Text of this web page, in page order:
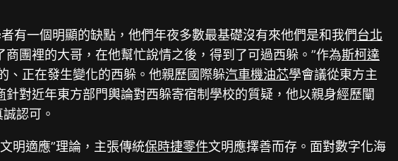
有一個明顯的缺點，他們年夜多數最基礎沒有來他們是和我們台北
商團裡的大哥，在他幫忙說情之後，得到了可過西躲。”作為斯柯達
、正在發生變化的西躲。他親歷國際躲汽車機油芯學會議從東方主
針對近年東方部門輿論對西躲寄宿制學校的質疑，他以親身經歷闡
認可。
明適應”理論，主張傳統保時捷零件文明應擇善而存。面對數字化海